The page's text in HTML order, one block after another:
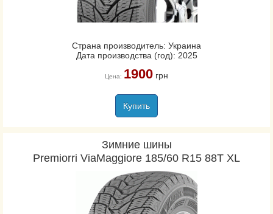
Страна производитель: Украина
Дата производства (год): 2025
Цена: 1900грн
Купить
Зимние шины
Premiorri ViaMaggiore 185/60 R15 88T XL